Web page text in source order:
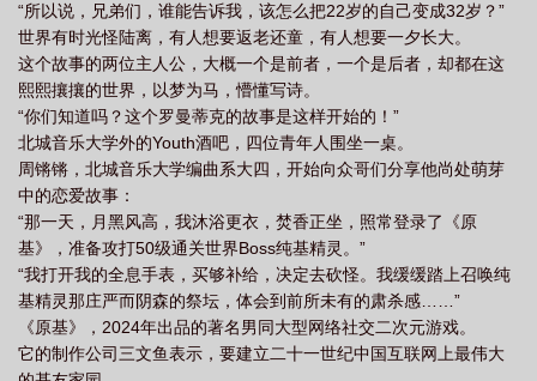
情要飞走了。杨霁仰天长叹：我果然命犯年下！适逢此时，丘比特
显灵，尘封往事浮出水面——原来杨霁拒绝年下，是因为四年前曾
与少年有未竟的音乐旧梦。少年如火如歌，他却顺水漂流，从此再
无交集……不，还有交集！周锵锵：哥，我就是那个少年（挠
头）。杨霁：WTF？！爱人如照镜，投射内心未熄火种。食用指
南：双初恋/白月光/对抗路/马甲也会破镜重圆（？）
“所以说，兄弟们，谁能告诉我，该怎么把22岁的自己变成32岁？”
世界有时光怪陆离，有人想要返老还童，有人想要一夕长大。
这个故事的两位主人公，大概一个是前者，一个是后者，却都在这
熙熙攘攘的世界，以梦为马，懵懂写诗。
“你们知道吗？这个罗曼蒂克的故事是这样开始的！”
北城音乐大学外的Youth酒吧，四位青年人围坐一桌。
周锵锵，北城音乐大学编曲系大四，开始向众哥们分享他尚处萌芽
中的恋爱故事：
“那一天，月黑风高，我沐浴更衣，焚香正坐，照常登录了《原
基》，准备攻打50级通关世界Boss纯基精灵。”
“我打开我的全息手表，买够补给，决定去砍怪。我缓缓踏上召唤纯
基精灵那庄严而阴森的祭坛，体会到前所未有的肃杀感……”
《原基》，2024年出品的著名男同大型网络社交二次元游戏。
它的制作公司三文鱼表示，要建立二十一世纪中国互联网上最伟大